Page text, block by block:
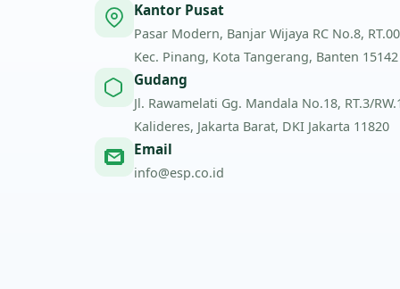
Kantor Pusat
Pasar Modern, Banjar Wijaya RC No.8,
Kec. Pinang, Kota Tangerang, Banten 15142
Gudang
Jl. Rawamelati Gg. Mandala No.18, RT.3/
Kalideres, Jakarta Barat, DKI Jakarta 11820
Email
info@esp.co.id